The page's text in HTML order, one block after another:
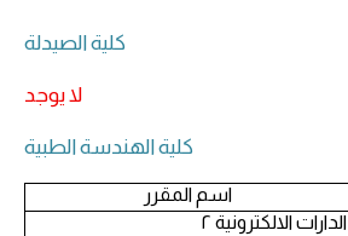
كلية الصيدلة
لا يوجد
كلية الهندسة الطبية
اسم المقرر
الدارات الالكترونية ٢